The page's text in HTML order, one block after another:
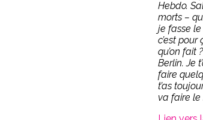
Hebdo.
morts –
je fasse
c’est pour
qu’on fait
Berlin. Je
faire
t’as
va faire le